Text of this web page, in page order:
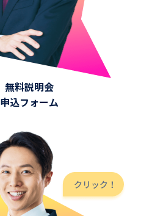
無料説明会
申込フォーム